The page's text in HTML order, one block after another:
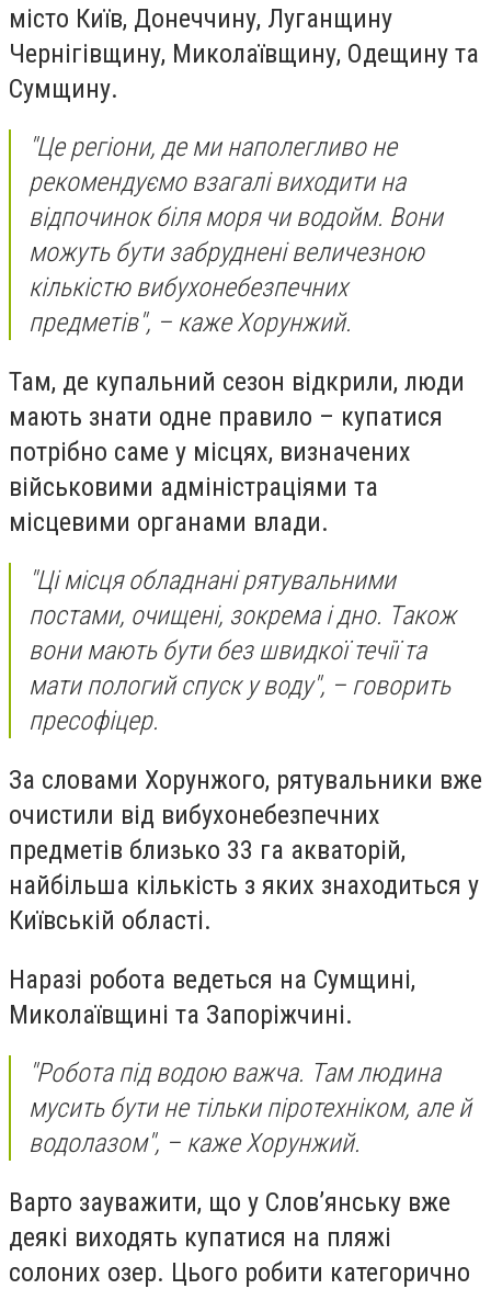
місто Київ, Донеччину, Луганщину
Чернігівщину, Миколаївщину, Одещину та
Сумщину.
"Це регіони, де ми наполегливо не
рекомендуємо взагалі виходити на
відпочинок біля моря чи водойм. Вони
можуть бути забруднені величезною
кількістю вибухонебезпечних
предметів", – каже Хорунжий.
Там, де купальний сезон відкрили, люди
мають знати одне правило – купатися
потрібно саме у місцях, визначених
військовими адміністраціями та
місцевими органами влади.
"Ці місця обладнані рятувальними
постами, очищені, зокрема і дно. Також
вони мають бути без швидкої течії та
мати пологий спуск у воду", – говорить
пресофіцер.
За словами Хорунжого, рятувальники вже
очистили від вибухонебезпечних
предметів близько 33 га акваторій,
найбільша кількість з яких знаходиться у
Київській області.
Наразі робота ведеться на Сумщині,
Миколаївщині та Запоріжчині.
"Робота під водою важча. Там людина
мусить бути не тільки піротехніком, але й
водолазом", – каже Хорунжий.
Варто зауважити, що у Слов’янську вже
деякі виходять купатися на пляжі
солоних озер. Цього робити категорично